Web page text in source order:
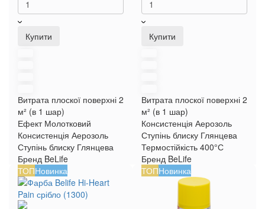
Купити
Витрата плоскої поверхні 2
м² (в 1 шар)
Ефект Молотковий
Консистенція Аерозоль
Ступінь блиску Глянцева
Бренд BeLife
Купити
Витрата плоскої поверхні 2
м² (в 1 шар)
Консистенція Аерозоль
Ступінь блиску Глянцева
Термостійкість 400°С
Бренд BeLife
ТОПНовинка ТОПНовинка